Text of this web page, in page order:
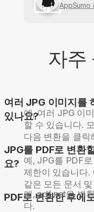
AppSumo
자주
여러 JPG 이미지를
있나요?예, 여러 JPG 이
할 수 있습니다.
다음 변환을 클릭
JPG를 PDF로 변환
요? 예, JPG를 PDF
제한이 있습니다.
같은 모든 문서
PDF로 변환한 후에
예, pdf.net은 변
다.